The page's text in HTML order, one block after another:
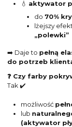
💧 aktywator
do 70%
lżejszy
„polewki”
➡️ Daje to pełną
do potrzeb
❓ Czy farby
Tak ✔️
możliwość
lub
(aktywator